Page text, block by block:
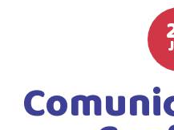
LISTA DE MATERIAIS
CALENDÁRIO
GUIA DA FAMÍLIA